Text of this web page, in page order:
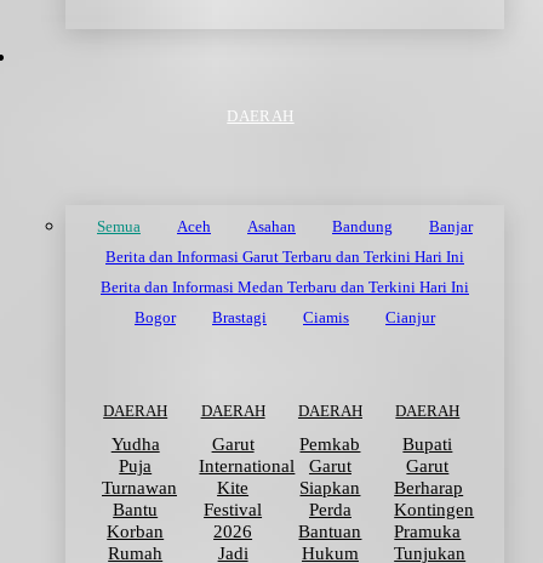
DAERAH
Semua Aceh Asahan Bandung
Banjar
Berita dan Informasi Garut Terbaru dan Terkini Hari Ini
Berita dan Informasi Medan Terbaru dan Terkini Hari Ini
Bogor
Brastagi Ciamis Cianjur
DAERAH
Yudha
Puja
Turnawan
Bantu
Korban
Rumah
DAERAH
Garut
International
Kite
Festival
2026
Jadi
DAERAH
Pemkab
Garut
Siapkan
Perda
Bantuan
Hukum
DAERAH
Bupati
Garut
Berharap
Kontingen
Pramuka
Tunjukan